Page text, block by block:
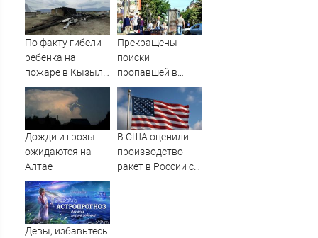
"Пэтриотов"
вернуть
По факту гибели
ребенка на
пожаре в Кызыл-
Таше возбуждено
уголовное дело
Прекращены
поиски
пропавшей в
Твери женщины
Дожди и грозы
ожидаются на
Алтае
В США оценили
производство
ракет в России с
Девы, избавьтесь